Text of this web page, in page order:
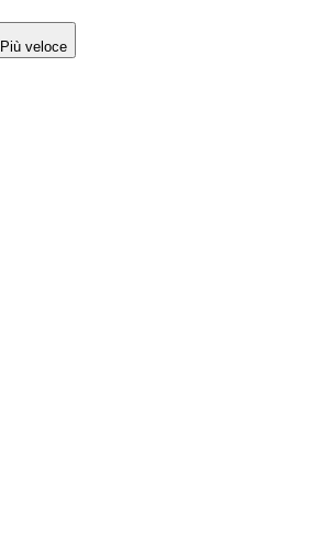
Più veloce